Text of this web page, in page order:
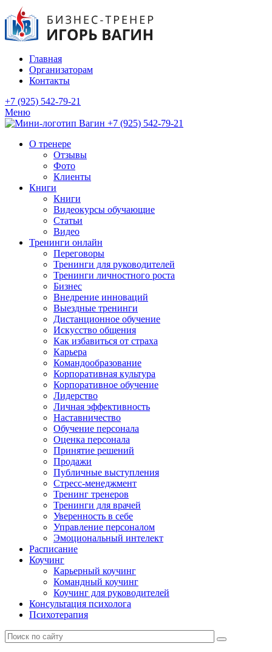
Главная
Организаторам
Контакты
+7 (925) 542-79-21
Меню
+7 (925) 542-79-21
О тренере
Отзывы
Фото
Клиенты
Книги
Книги
Видеокурсы обучающие
Статьи
Видео
Тренинги онлайн
Переговоры
Тренинги для руководителей
Тренинги личностного роста
Бизнес
Внедрение инноваций
Выездные тренинги
Дистанционное обучение
Искусство общения
Как избавиться от страха
Карьера
Командообразование
Корпоративная культура
Корпоративное обучение
Лидерство
Личная эффективность
Наставничество
Обучение персонала
Оценка персонала
Принятие решений
Продажи
Публичные выступления
Стресс-менеджмент
Тренинг тренеров
Тренинги для врачей
Уверенность в себе
Управление персоналом
Эмоциональный интелект
Расписание
Коучинг
Карьерный коучинг
Командный коучинг
Коучинг для руководителей
Консультация психолога
Психотерапия